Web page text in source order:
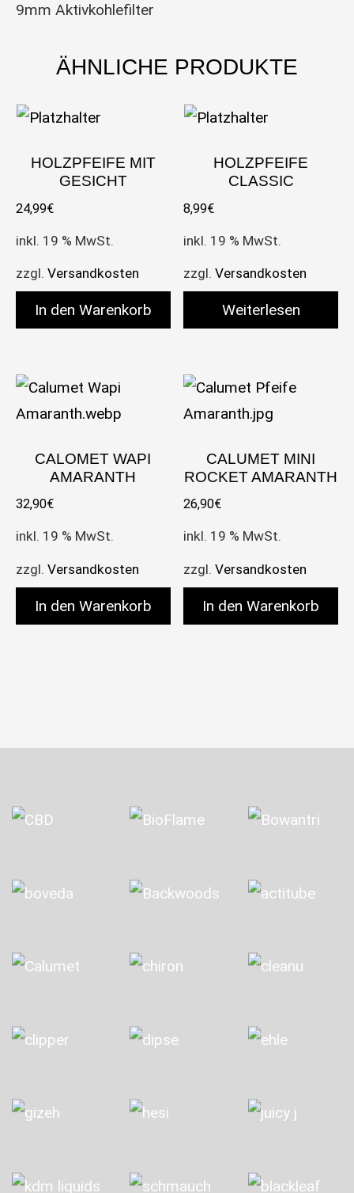
9mm Aktivkohlefilter
ÄHNLICHE PRODUKTE
HOLZPFEIFE MIT
GESICHT
24,99€
inkl. 19 % MwSt.
zzgl. Versandkosten
In den Warenkorb
HOLZPFEIFE
CLASSIC
8,99€
inkl. 19 % MwSt.
zzgl.Versandkosten
Weiterlesen
CALOMET WAPI
AMARANTH
32,90€
inkl. 19 % MwSt.
zzgl. Versandkosten
In den Warenkorb
CALUMET MINI
ROCKET AMARANTH
26,90€
inkl. 19 % MwSt.
zzgl.Versandkosten
In den Warenkorb